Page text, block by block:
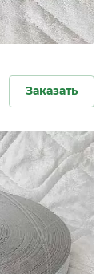
Заказать